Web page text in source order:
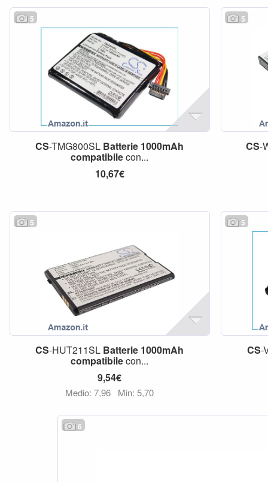
5
CS-TMG800SL Batterie 1000mAh
compatibilecon...
10,67€
5
CS-
5
CS-HUT211SL Batterie 1000mAh
compatibilecon...
9,54€
Medio: 7,96 Min: 5,70
5
CS-
6